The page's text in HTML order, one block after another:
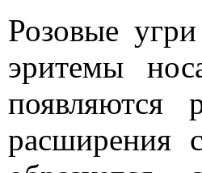
Розовые
эритемы
появляются
расширения